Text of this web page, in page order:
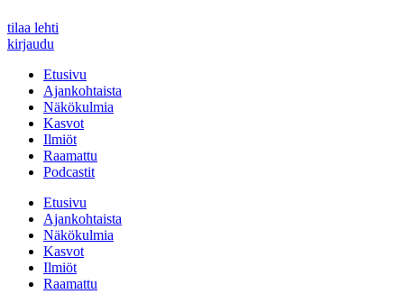
tilaa lehti
kirjaudu
Etusivu
Ajankohtaista
Näkökulmia
Kasvot
Ilmiöt
Raamattu
Podcastit
Etusivu
Ajankohtaista
Näkökulmia
Kasvot
Ilmiöt
Raamattu